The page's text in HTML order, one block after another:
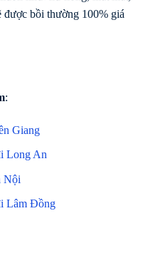
được bồi thường 100% giá
:
Giang
Long An
Nội
Lâm Đồng